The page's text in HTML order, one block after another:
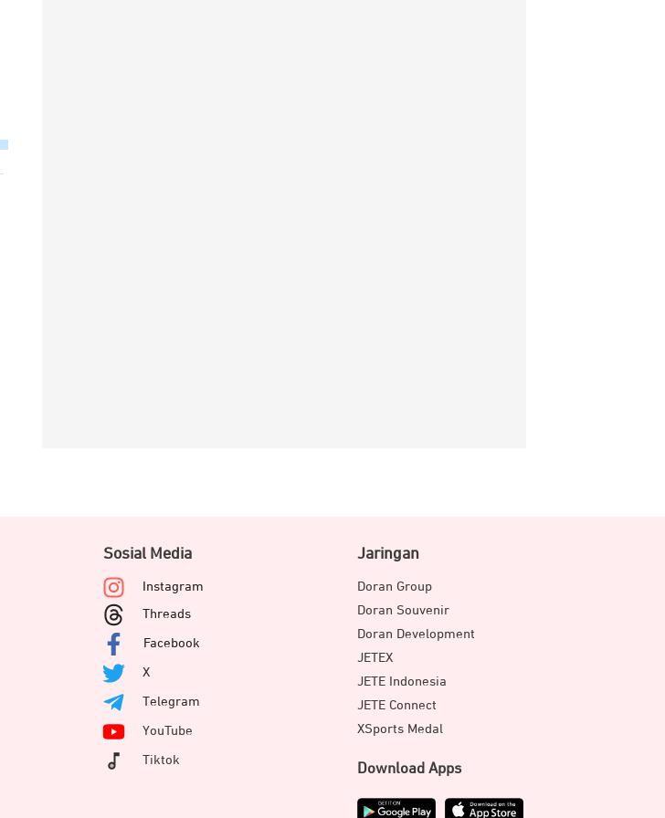
Sosial Media
Instagram
Threads
Facebook
X
Telegram
YouTube
Tiktok
Jaringan
Doran Group
Doran Souvenir
Doran Development
JETEX
JETE Indonesia
JETE Connect
XSports Medal
Download Apps